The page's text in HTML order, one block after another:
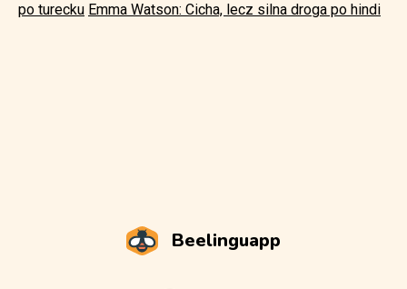
po turecku Emma Watson: Cicha, lecz silna droga po hindi
Beelinguapp